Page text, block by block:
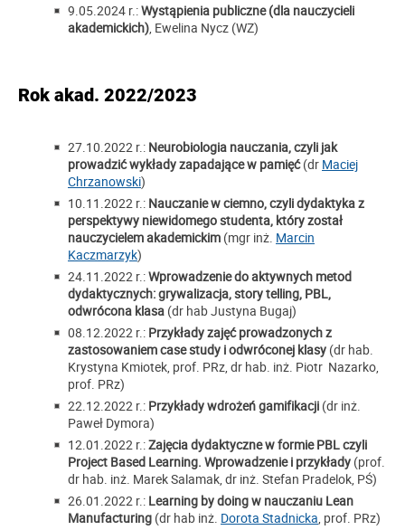
9.05.2024 r.:Wystąpienia publiczne (dla nauczycieli
akademickich), Ewelina Nycz (WZ)
Rok akad. 2022/2023
27.10.2022 r.: Neurobiologia nauczania, czyli jak
prowadzić wykłady zapadające w pamięć (dr Maciej
Chrzanowski)
10.11.2022 r.: Nauczanie w ciemno, czyli dydaktyka z
perspektywy niewidomego studenta, który został
nauczycielem akademickim (mgr inż. Marcin
Kaczmarzyk)
24.11.2022 r.:Wprowadzenie do aktywnych metod
dydaktycznych: grywalizacja, story telling, PBL,
odwrócona klasa (dr hab Justyna Bugaj)
08.12.2022 r.: Przykłady zajęć prowadzonych z
zastosowaniem case study i odwróconej klasy (dr hab.
Krystyna Kmiotek, prof. PRz, dr hab. inż. Piotr Nazarko,
prof. PRz)
22.12.2022 r.: Przykłady wdrożeń gamifikacji (dr inż.
Paweł Dymora)
12.01.2022 r.:Zajęcia dydaktyczne w formie PBL czyli
Project Based Learning. Wprowadzenie i przykłady (prof.
dr hab. inż. Marek Salamak, dr inż. Stefan Pradelok, PŚ)
26.01.2022 r.: Learning by doing w nauczaniu Lean
Manufacturing (dr hab inż. Dorota Stadnicka, prof. PRz)